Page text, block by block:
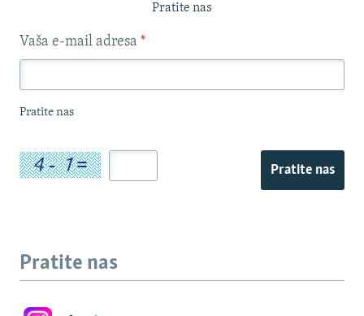
Pratite nas
Vaša e-mail adresa *
Pratite nas
Pratite nas
Pratite nas